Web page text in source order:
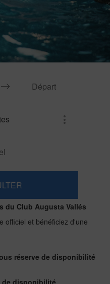
du Club Augusta Vallés
officiel et bénéficiez d'une
réserve de disponibilité
de disponibilité